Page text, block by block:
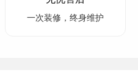
一次装修，终身维护